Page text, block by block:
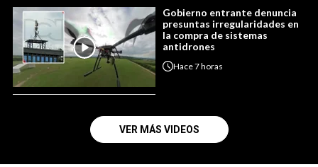
Gobierno entrante denuncia
presuntas irregularidades en
la compra de sistemas
antidrones
Hace7 horas
VER MÁS VIDEOS